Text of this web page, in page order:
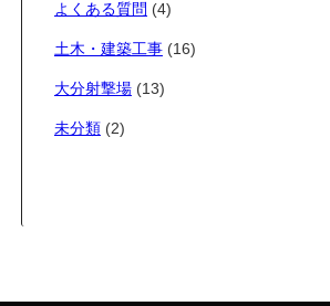
よくある質問 (4)
土木・建築工事(16)
大分射撃場(13)
未分類(2)